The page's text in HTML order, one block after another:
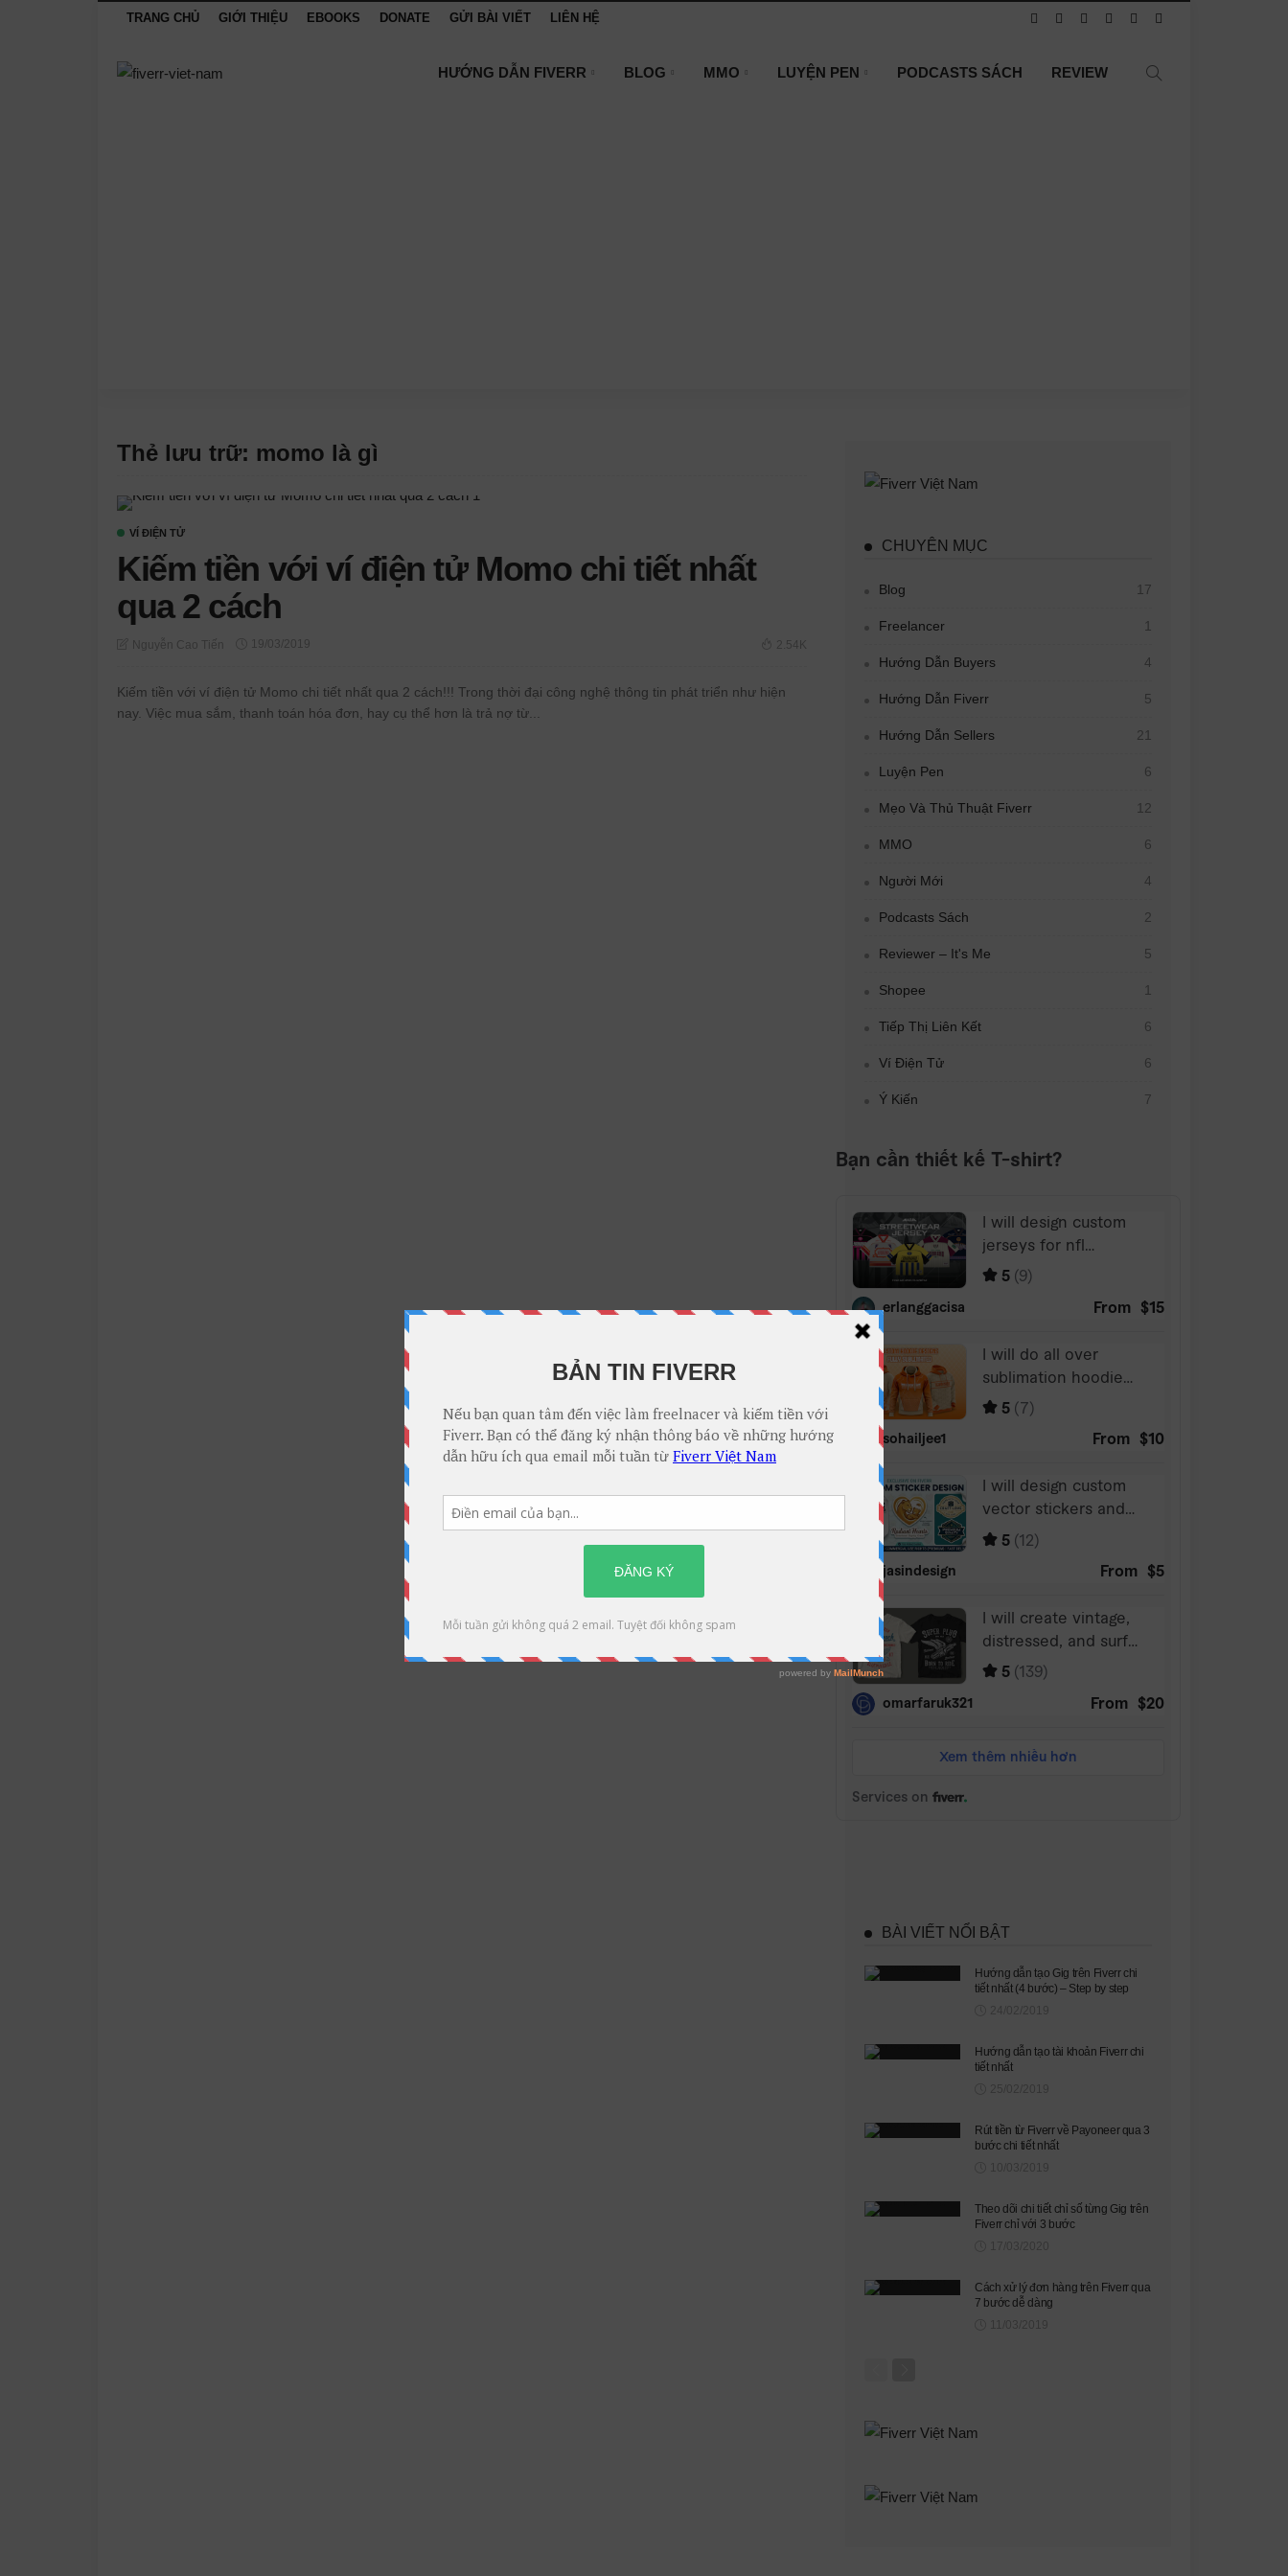
TRANG CHỦ GIỚI THIỆU EBOOKS DONATE GỬI BÀI VIẾT LIÊN HỆ
HƯỚNG DẪN FIVERR BLOG MMO LUYỆN PEN PODCASTS SÁCH REVIEW
Thẻ lưu trữ: momo là gì
VÍ ĐIỆN TỬ
Kiếm tiền với ví điện tử Momo chi tiết nhất
qua 2 cách
Nguyễn Cao Tiến 19/03/2019 2.54K
Kiếm tiền với ví điện tử Momo chi tiết nhất qua 2 cách!!! Trong thời đại công nghệ thông tin phát triển như hiện
nay. Việc mua sắm, thanh toán hóa đơn, hay cụ thể hơn là trả nợ từ...
CHUYÊN MỤC
Blog 17
Freelancer 1
Hướng Dẫn Buyers 4
Hướng Dẫn Fiverr 5
Hướng Dẫn Sellers 21
Luyện Pen 6
Mẹo Và Thủ Thuật Fiverr 12
MMO 6
Người Mới 4
Podcasts Sách 2
Reviewer – It's Me 5
Shopee 1
Tiếp Thị Liên Kết 6
Ví Điện Tử 6
Ý Kiến 7
BÀI VIẾT NỔI BẬT
Hướng dẫn tạo Gig trên Fiverr chi
tiết nhất (4 bước) – Step by step
24/02/2019
Hướng dẫn tạo tài khoản Fiverr chi
tiết nhất
25/02/2019
Rút tiền từ Fiverr về Payoneer qua 3
bước chi tiết nhất
10/03/2019
Theo dõi chi tiết chỉ số từng Gig trên
Fiverr chỉ với 3 bước
17/03/2020
Cách xử lý đơn hàng trên Fiverr qua
7 bước dễ dàng
11/03/2019